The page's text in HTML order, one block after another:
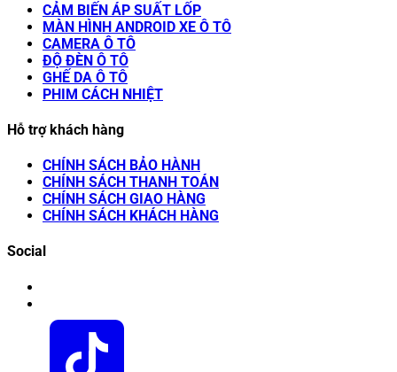
CẢM BIẾN ÁP SUẤT LỐP
MÀN HÌNH ANDROID XE Ô TÔ
CAMERA Ô TÔ
ĐỘ ĐÈN Ô TÔ
GHẾ DA Ô TÔ
PHIM CÁCH NHIỆT
Hỗ trợ khách hàng
CHÍNH SÁCH BẢO HÀNH
CHÍNH SÁCH THANH TOÁN
CHÍNH SÁCH GIAO HÀNG
CHÍNH SÁCH KHÁCH HÀNG
Social